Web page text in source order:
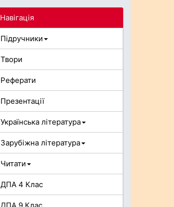
Навігація
Підручники
Твори
Реферати
Презентації
Українська література
Зарубіжна література
Читати
ДПА 4 Клас